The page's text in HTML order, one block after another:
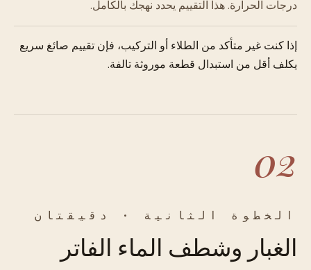
درجات الحرارة. هذا التقييم يحدد نهجك بالكامل.
إذا كنت غير متأكد من الطلاء أو التركيب، فإن تقييم صائغ سريع
يكلف أقل من استبدال قطعة موروثة تالفة.
02
الخطوة الثانية · دقيقتان
الغبار وشطف الماء الفاتر